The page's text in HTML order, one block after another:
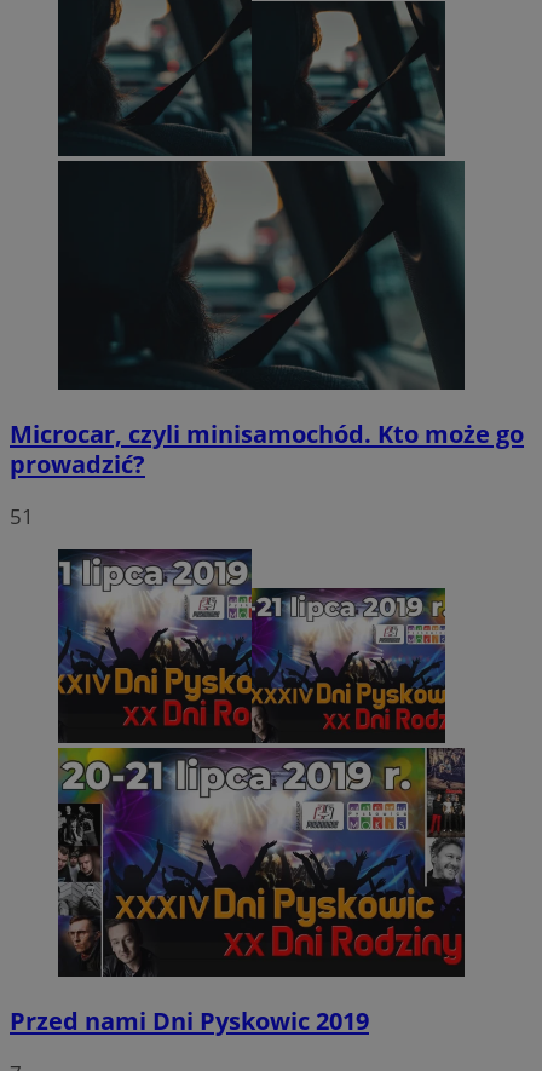
Microcar, czyli minisamochód. Kto może go
prowadzić?
51
Przed nami Dni Pyskowic 2019